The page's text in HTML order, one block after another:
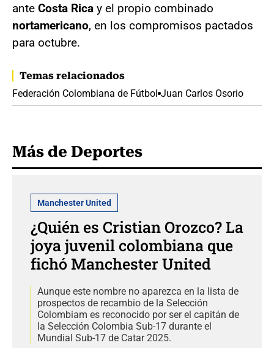
ante Costa Rica y el propio combinado
nortamericano, en los compromisos pactados
para octubre.
Temas relacionados
Federación Colombiana de Fútbol Juan Carlos Osorio
Más de Deportes
Manchester United
¿Quién es Cristian Orozco? La
joya juvenil colombiana que
fichó Manchester United
Aunque este nombre no aparezca en la lista de
prospectos de recambio de la Selección
Colombiam es reconocido por ser el capitán de
la Selección Colombia Sub-17 durante el
Mundial Sub-17 de Catar 2025.